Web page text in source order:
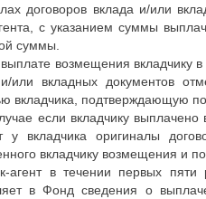
договоров вклада и/или
с указанием суммы
суммы.
возмещения вкладчику
или вкладных документов
вкладчика, подтверждающую
если вкладчику
у вкладчика оригиналы
вкладчику возмещения и
агент в течении первых
в Фонд сведения о